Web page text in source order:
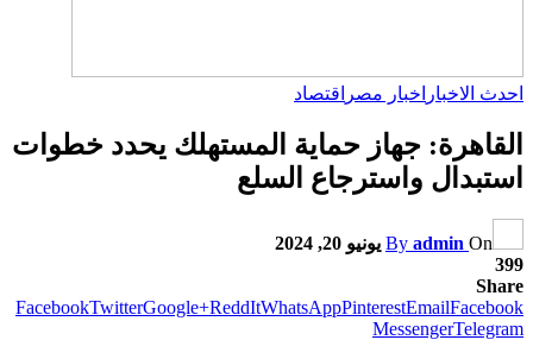
احدث الاخبار اخبار مصر اقتصاد
القاهرة: جهاز حماية المستهلك يحدد خطوات
استبدال واسترجاع السلع
By admin On
يونيو 20, 2024
399
Share
FacebookTwitterGoogle+ReddItWhatsAppPinterestEmailFacebook
MessengerTelegram